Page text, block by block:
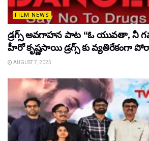
FILM NEWS
డ్రగ్స్ అవగాహన పాట “ఓ యువతా, నీ
హీరో కృష్ణసాయి డ్రగ్స్ కు వ్యతిరేకంగా
AUGUST 7, 2025